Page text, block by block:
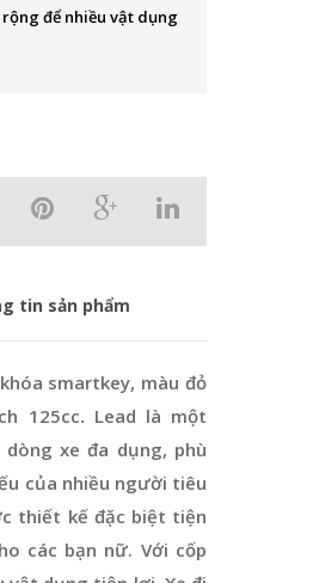
để nhiều vật dụng
tin sản phẩm
smartkey, màu đỏ
125cc.Lead là một
xe đa dụng, phù
của nhiều người tiêu
thiết kế đặc biệt tiện
các bạn nữ. Với cốp